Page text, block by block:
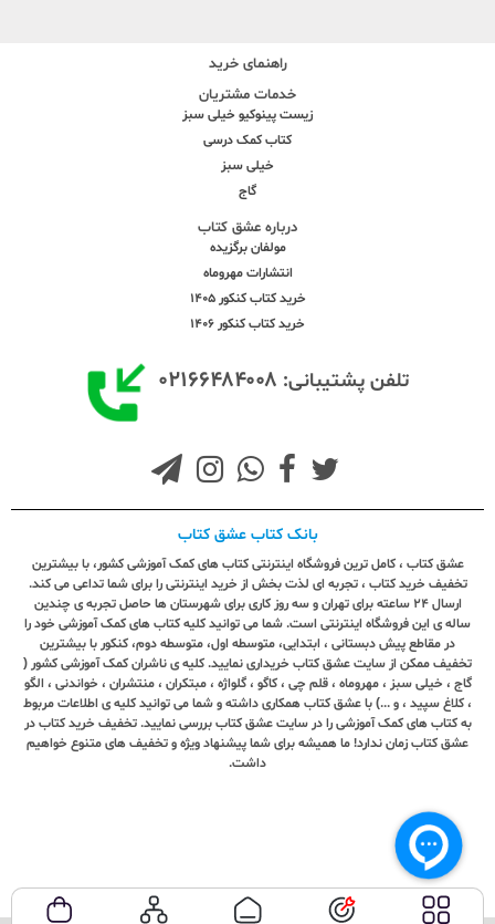
راهنمای خرید
خدمات مشتریان
زیست پینوکیو خیلی سبز
کتاب کمک درسی
خیلی سبز
گاج
درباره عشق کتاب
مولفان برگزیده
انتشارات مهروماه
خرید کتاب کنکور 1405
خرید کتاب کنکور 1406
تلفن پشتیبانی: ۰۲۱۶۶۴۸۴۰۰۸
بانک کتاب عشق کتاب
عشق کتاب ، کامل ترین فروشگاه اینترنتی کتاب های کمک آموزشی کشور، با بیشترین
تخفیف خرید کتاب ، تجربه ای لذت بخش از خرید اینترنتی را برای شما تداعی می کند.
ارسال ٢٤ ساعته برای تهران و سه روز کاری برای شهرستان ها حاصل تجربه ی چندین
ساله ی این فروشگاه اینترنتی است. شما می توانید کلیه کتاب های کمک آموزشی خود را
در مقاطع پیش دبستانی ، ابتدایی، متوسطه اول، متوسطه دوم، کنکور با بیشترین
تخفیف ممکن از سایت عشق کتاب خریداری نمایید. کلیه ی ناشران کمک آموزشی کشور (
گاج ، خیلی سبز ، مهروماه ، قلم چی ، کاگو ، گلواژه ، مبتکران ، منتشران ، خواندنی ، الگو
، کلاغ سپید ، و ...) با عشق کتاب همکاری داشته و شما می توانید کلیه ی اطلاعات مربوط
به کتاب های کمک آموزشی را در سایت عشق کتاب بررسی نمایید. تخفیف خرید کتاب در
عشق کتاب زمان ندارد! ما همیشه برای شما پیشنهاد ویژه و تخفیف های متنوع خواهیم
داشت.